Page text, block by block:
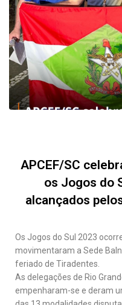
APCEF/SC
os Jogos do
alcançados
Os Jogos do Sul 2023
movimentaram a Sede
feriado de Tiradentes.
As delegações de Rio
empenharam-se e deram